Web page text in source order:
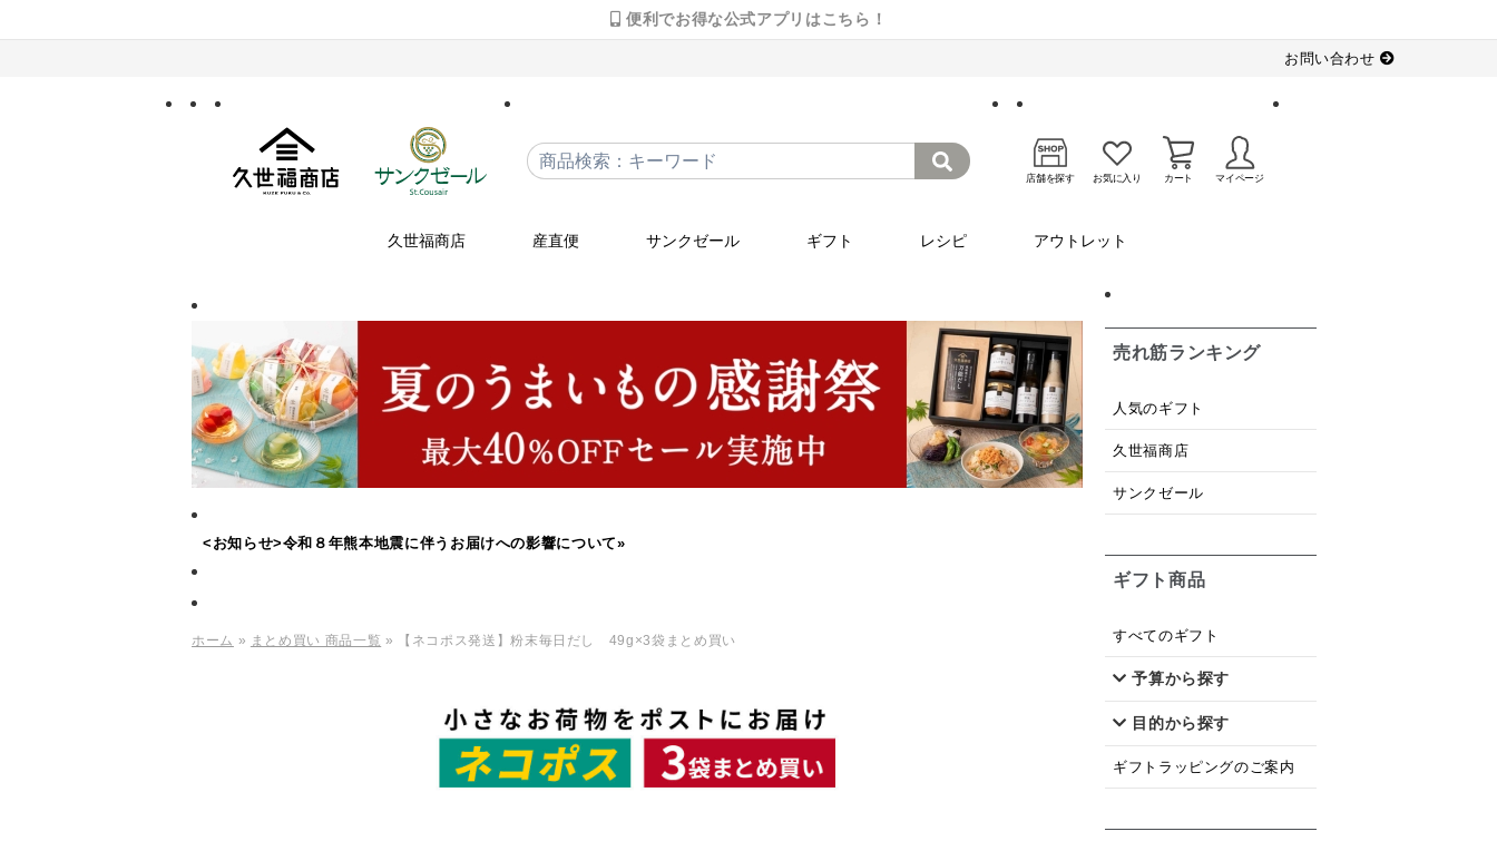
便利でお得な公式アプリはこちら！
お問い合わせ
店舗を探す お気に入り カート マイページ
久世福商店 産直便 サンクゼール ギフト レシピ アウトレット
<お知らせ>令和８年熊本地震に伴うお届けへの影響について»
ホーム » まとめ買い 商品一覧 » 【ネコポス発送】粉末毎日だし 49g×3袋まとめ買い
売れ筋ランキング
人気のギフト
久世福商店
サンクゼール
ギフト商品
すべてのギフト
予算から探す
目的から探す
ギフトラッピングのご案内